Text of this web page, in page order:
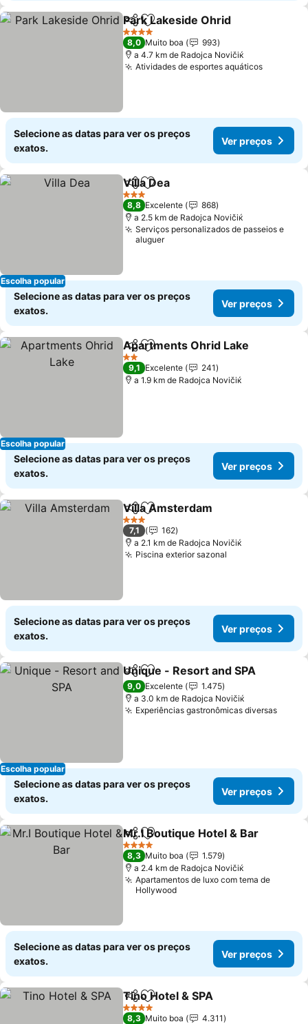
PartilharAdicionar aos favoritos
Park Lakeside Ohrid
4 Estrelas
8,0 Muito boa
993
a 4.7 km de Rаdoјcа Novičiќ
Atividades de esportes aquáticosVer
Selecione as datas para ver os preços
exatos.
Ver preços
Escolha popular
PartilharAdicionar aos favoritos
Villa Dea
3 Estrelas
8,8 Excelente
868
a 2.5 km de Rаdoјcа Novičiќ
Serviços personalizados de passeios e
aluguer
Selecione as datas para ver os preços
exatos.
Ver preços
Escolha popular
PartilharAdicionar aos favoritos
Apartments Ohrid Lake
2 Estrelas
9,1 Excelente
241
a 1.9 km de Rаdoјcа Novičiќ
Selecione as datas para ver os preços
exatos.
Ver preços
PartilharAdicionar aos favoritos
Villa Amsterdam
3 Estrelas
7,1
162
a 2.1 km de Rаdoјcа Novičiќ
Piscina exterior sazonal
Selecione as datas para ver os preços
exatos.
Ver preços
Escolha popular
PartilharAdicionar aos favoritos
Unique - Resort and SPA
9,0 Excelente
1.475
a 3.0 km de Rаdoјcа Novičiќ
Experiências gastronômicas diversasVer
Selecione as datas para ver os preços
exatos.
Ver preços
PartilharAdicionar aos favoritos
Mr.I Boutique Hotel & Bar
4 Estrelas
8,3 Muito boa
1.579
a 2.4 km de Rаdoјcа Novičiќ
Apartamentos de luxo com tema de
Hollywood
Selecione as datas para ver os preços
exatos.
Ver preços
PartilharAdicionar aos favoritos
Tino Hotel & SPA
4 Estrelas
8,3 Muito boa
4.311